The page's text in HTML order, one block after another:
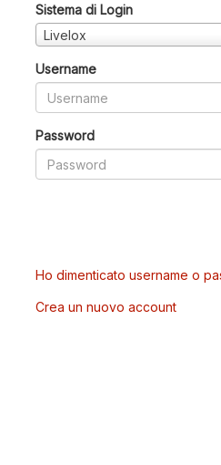
Sistema di Login
Livelox
Username
Password
Ho dimenticato username o
Crea un nuovo account